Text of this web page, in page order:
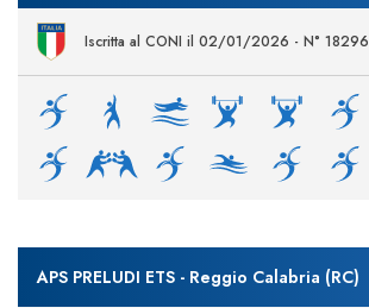
Iscritta al CONI il 02/01/2026 - N° 18296
APS PRELUDI ETS - Reggio Calabria (RC)